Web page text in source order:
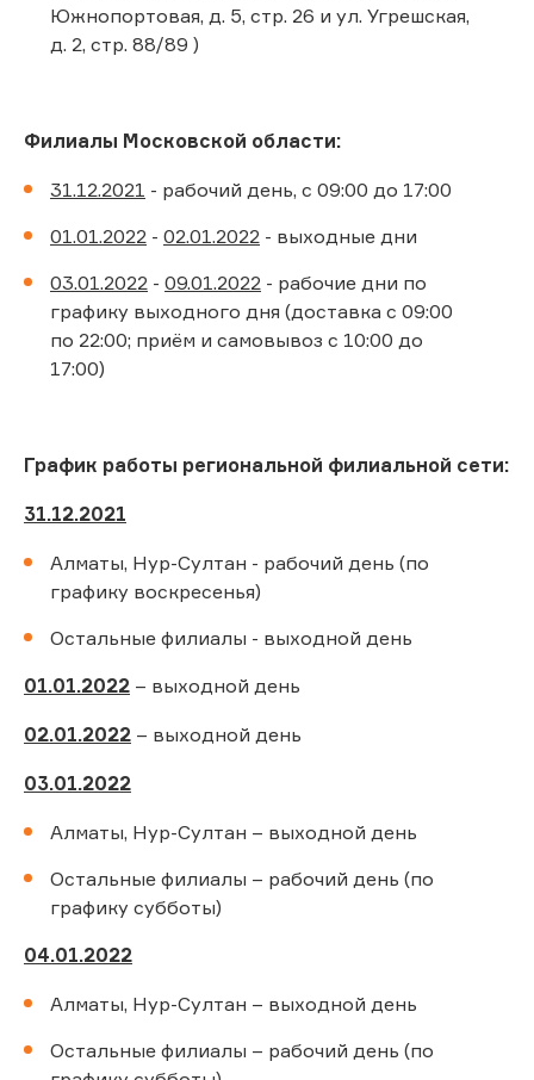
Южнопортовая, д. 5, стр. 26 и ул. Угрешская,
д. 2, стр. 88/89 )
Филиалы Московской области:
31.12.2021 - рабочий день, с 09:00 до 17:00
01.01.2022 - 02.01.2022 - выходные дни
03.01.2022 - 09.01.2022 - рабочие дни по
графику выходного дня (доставка с 09:00
по 22:00; приём и самовывоз с 10:00 до
17:00)
График работы региональной филиальной сети:
31.12.2021
Алматы, Нур-Султан - рабочий день (по
графику воскресенья)
Остальные филиалы - выходной день
01.01.2022 – выходной день
02.01.2022 – выходной день
03.01.2022
Алматы, Нур-Султан – выходной день
Остальные филиалы – рабочий день (по
графику субботы)
04.01.2022
Алматы, Нур-Султан – выходной день
Остальные филиалы – рабочий день (по